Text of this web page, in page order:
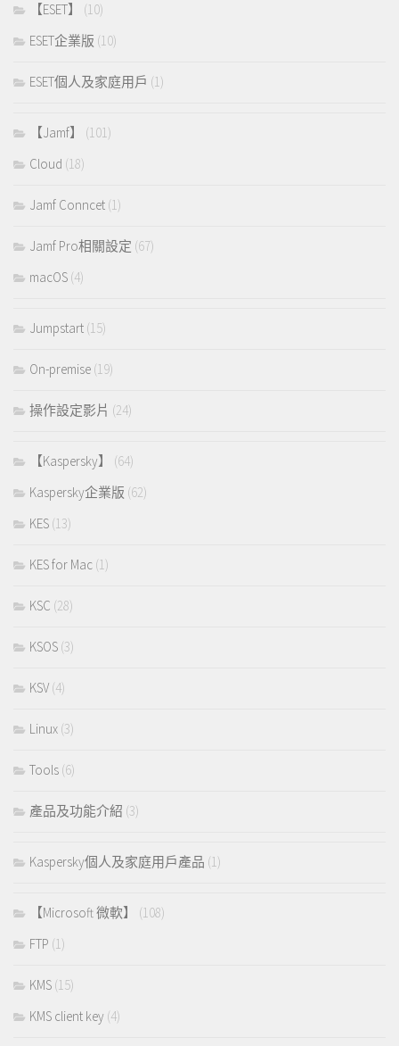
【ESET】
(10)
ESET企業版 (10)
ESET個人及家庭用戶 (1)
【Jamf】
(101)
Cloud (18)
Jamf Conncet (1)
Jamf Pro相關設定 (67)
macOS (4)
Jumpstart (15)
On-premise (19)
操作設定影片 (24)
【Kaspersky】
(64)
Kaspersky企業版 (62)
KES (13)
KES for Mac (1)
KSC (28)
KSOS (3)
KSV (4)
Linux (3)
Tools (6)
產品及功能介紹 (3)
Kaspersky個人及家庭用戶產品 (1)
【Microsoft 微軟】
(108)
FTP (1)
KMS (15)
KMS client key (4)